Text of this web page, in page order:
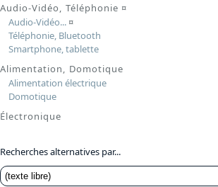
Audio-Vidéo, Téléphonie ¤
Audio-Vidéo...¤
Téléphonie, Bluetooth
Smartphone, tablette
Alimentation, Domotique
Alimentation électrique
Domotique
Électronique
Recherches alternatives par...